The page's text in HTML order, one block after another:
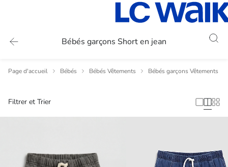
Bébés garçons Short en jean
Page d'accueil Bébés Bébés Vêtements Bébés garçons Vêtements
Filtrer et Trier